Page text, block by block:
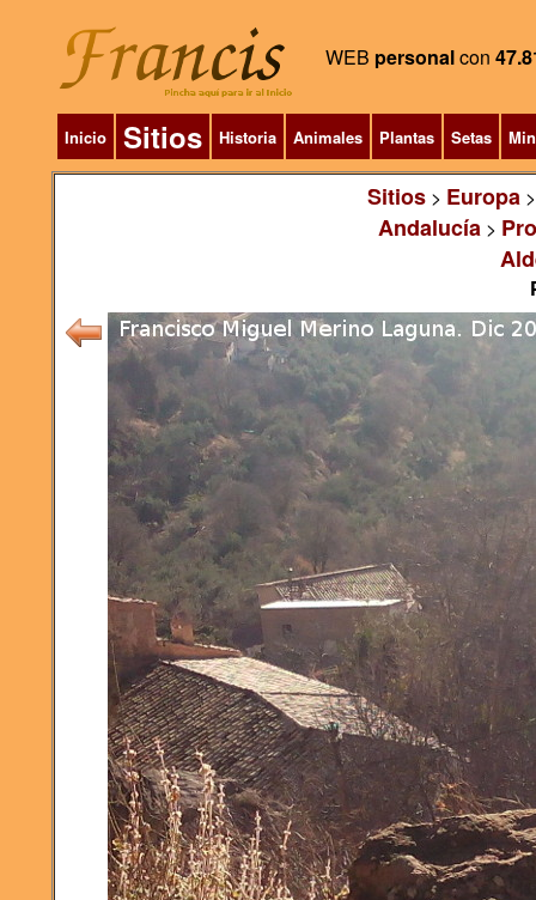
WEB personalcon
Inicio Sitios Historia Animales Plantas Setas
Sitios> Europa
Andalucía>